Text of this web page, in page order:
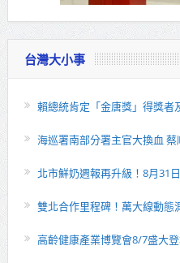
台灣大小事
賴總統肯定「金唐獎」得獎者
海巡署南部分署主官大換血
北市鮮奶週報再升級！8月31
雙北合作里程碑！萬大線動態
高齡健康產業博覽會8/7盛大